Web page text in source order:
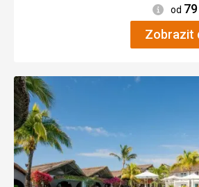
od
Zobrazit